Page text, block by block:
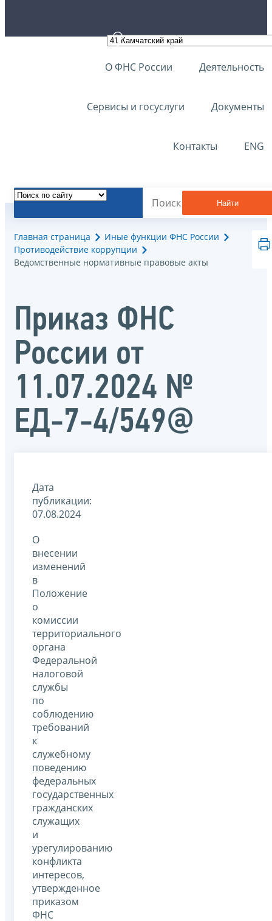
О ФНС России Деятельность
Сервисы и госуслуги Документы
Контакты ENG
Найти
Главная страница
Иные функции ФНС России
Противодействие коррупции
Ведомственные нормативные правовые акты
Приказ ФНС
России от
11.07.2024 №
ЕД-7-4/549@
Дата
публикации:
07.08.2024
О
внесении
изменений
в
Положение
о
комиссии
территориального
органа
Федеральной
налоговой
службы
по
соблюдению
требований
к
служебному
поведению
федеральных
государственных
гражданских
служащих
и
урегулированию
конфликта
интересов,
утвержденное
приказом
ФНС